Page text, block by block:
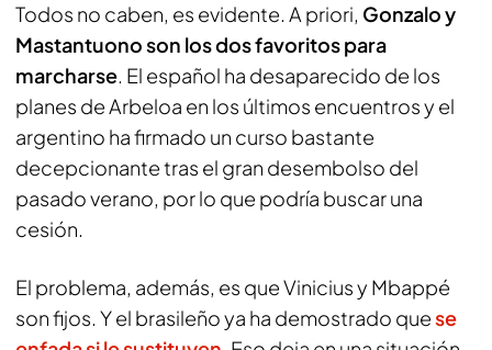
Todos no caben, es evidente. A priori, Gonzalo y
Mastantuono son los dos favoritos para
marcharse. El español ha desaparecido de los
planes de Arbeloa en los últimos encuentros y el
argentino ha firmado un curso bastante
decepcionante tras el gran desembolso del
pasado verano, por lo que podría buscar una
cesión.
El problema, además, es que Vinicius y Mbappé
son fijos. Y el brasileño ya ha demostrado quese